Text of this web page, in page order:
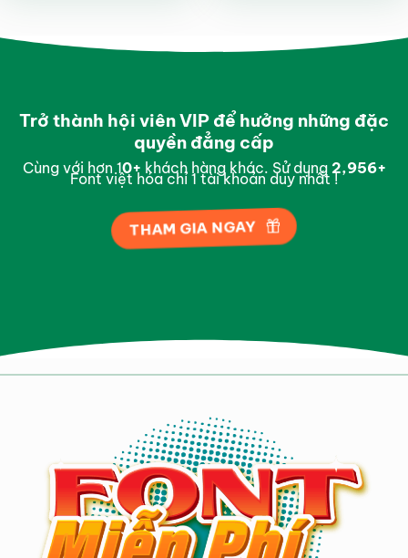
Trở thành hội viên VIP để hưởng những đặc
quyền đẳng cấp
Cùng với hơn 10+ khách hàng khác. Sử dụng 2,996+
Font việt hóa chỉ 1 tài khoản duy nhất !
THAM GIA NGAY